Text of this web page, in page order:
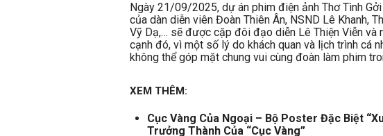
Ngày 21/09/2025, dự án phim điện ảnh Thơ Tình
của dàn diễn viên Đoàn Thiên Ân, NSND Lê Khanh,
Vỹ Dạ,… sẽ được cặp đôi đạo diễn Lê Thiện Viễn và
cạnh đó, vì một số lý do khách quan và lịch trình cá
không thể góp mặt chung vui cùng đoàn làm phim
XEM THÊM:
Cục Vàng Của Ngoại – Bộ Poster Đặc Biệt
Trưởng Thành Của “Cục Vàng”